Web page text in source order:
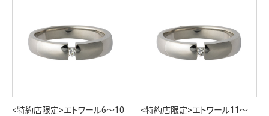
<特約店限定>エトワール6～10 <特約店限定>エトワール11～